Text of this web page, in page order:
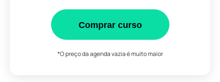
Comprar curso
*O preço da agenda vazia é muito maior